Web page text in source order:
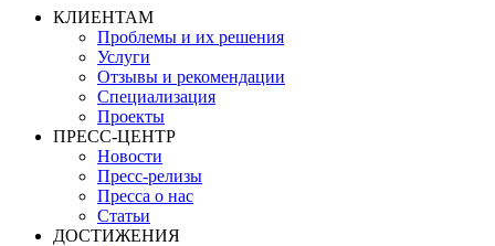
КЛИЕНТАМ
Проблемы и их решения
Услуги
Отзывы и рекомендации
Специализация
Проекты
ПРЕСС-ЦЕНТР
Новости
Пресс-релизы
Пресса о нас
Статьи
ДОСТИЖЕНИЯ